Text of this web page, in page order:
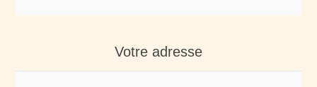
Votre adresse